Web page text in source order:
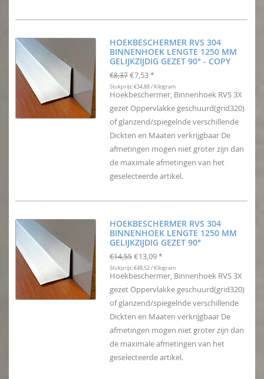
HOEKBESCHERMER RVS 304
BINNENHOEK LENGTE 1250 MM
GELIJKZIJDIG GEZET 90° - COPY
€8,37 €7,53 *
Stukprijs: €34,88 / Kilogram
Hoekbeschermer, Binnenhoek RVS 3X
gezet Oppervlakke geschuurd(grid320)
of glanzend/spiegelnde verschillende
Dickten en Maaten verkrijgbaar De
afmetingen mogen niet groter zijn dan
de maximale afmetingen van het
geselecteerde artikel.
HOEKBESCHERMER RVS 304
BINNENHOEK LENGTE 1250 MM
GELIJKZIJDIG GEZET 90°
€14,55 €13,09 *
Stukprijs: €48,52 / Kilogram
Hoekbeschermer, Binnenhoek RVS 3X
gezet Oppervlakke geschuurd(grid320)
of glanzend/spiegelnde verschillende
Dickten en Maaten verkrijgbaar De
afmetingen mogen niet groter zijn dan
de maximale afmetingen van het
geselecteerde artikel.